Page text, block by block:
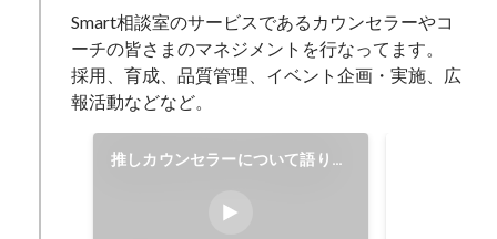
Smart相談室のサービスであるカウンセラーやコ
ーチの皆さまのマネジメントを行なってます。
採用、育成、品質管理、イベント企画・実施、広
報活動などなど。
推しカウンセラーについて語りま